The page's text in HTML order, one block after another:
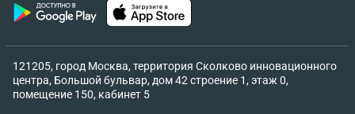
121205, город Москва, территория Сколково инновационного
центра, Большой бульвар, дом 42 строение 1, этаж 0,
помещение 150, кабинет 5